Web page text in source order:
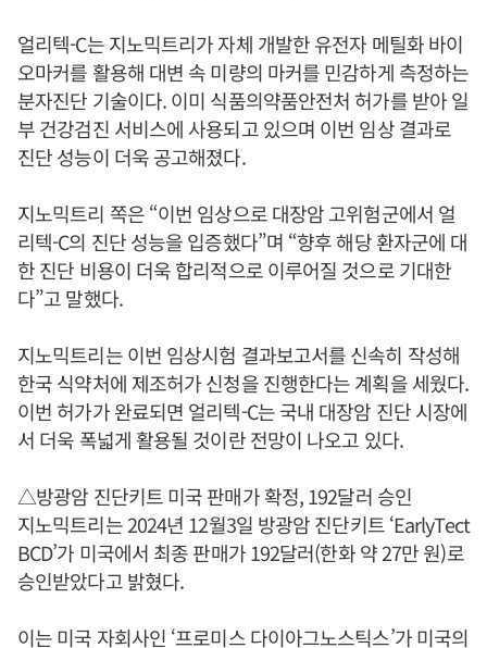
얼리텍-C는 지노믹트리가 자체 개발한 유전자 메틸화 바이
오마커를 활용해 대변 속 미량의 마커를 민감하게 측정하는
분자진단 기술이다. 이미 식품의약품안전처 허가를 받아 일
부 건강검진 서비스에 사용되고 있으며 이번 임상 결과로
진단 성능이 더욱 공고해졌다.
지노믹트리 쪽은 “이번 임상으로 대장암 고위험군에서 얼
리텍-C의 진단 성능을 입증했다”며 “향후 해당 환자군에 대
한 진단 비용이 더욱 합리적으로 이루어질 것으로 기대한
다”고 말했다.
지노믹트리는 이번 임상시험 결과보고서를 신속히 작성해
한국 식약처에 제조허가 신청을 진행한다는 계획을 세웠다.
이번 허가가 완료되면 얼리텍-C는 국내 대장암 진단 시장에
서 더욱 폭넓게 활용될 것이란 전망이 나오고 있다.
△방광암 진단키트 미국 판매가 확정, 192달러 승인
지노믹트리는 2024년 12월3일 방광암 진단키트 ‘EarlyTect
BCD’가 미국에서 최종 판매가 192달러(한화 약 27만 원)로
승인받았다고 밝혔다.
이는 미국 자회사인 ‘프로미스 다이아그노스틱스’가 미국의